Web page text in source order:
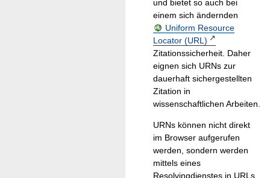
und bietet so auch bei
einem sich ändernden
Uniform Resource
Locator (URL)
Zitationssicherheit. Daher
eignen sich URNs zur
dauerhaft sichergestellten
Zitation in
wissenschaftlichen Arbeiten.
URNs können nicht direkt
im Browser aufgerufen
werden, sondern werden
mittels eines
Resolvingdienstes in URLs